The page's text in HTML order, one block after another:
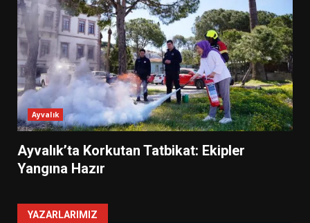
Ayvalık
Ayvalık’ta Korkutan Tatbikat: Ekipler
Yangına Hazır
YAZARLARIMIZ